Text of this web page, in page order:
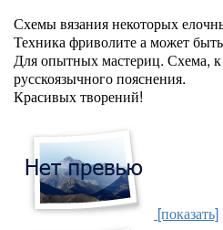
Схемы вязания некоторых
Техника фриволите а может
Для опытных мастериц. Схема,
русскоязычного пояснения.
Красивых творений!
[показать]